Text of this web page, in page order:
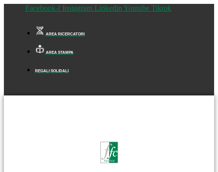
Facebook-f Instagram Linkedin Youtube Tiktok
AREA RICERCATORI
AREA STAMPA
REGALI SOLIDALI